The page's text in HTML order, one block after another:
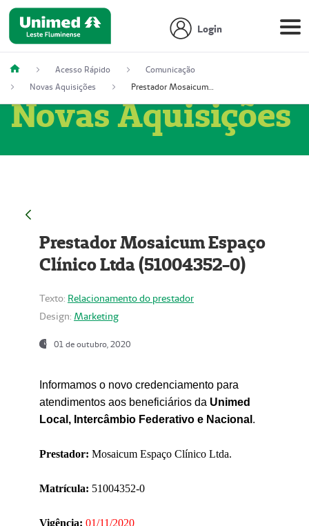
Login
Acesso Rápido
Comunicação
Novas Aquisições
Prestador Mosaicum Espaço Clínico Ltda (51004352-0)
Novas Aquisições
Prestador Mosaicum Espaço
Clínico Ltda (51004352-0)
Texto: Relacionamento do prestador
Design: Marketing
01 de outubro, 2020
Informamos o novo credenciamento para
atendimentos aos beneficiários da Unimed
Local, Intercâmbio Federativo e Nacional .
Prestador: Mosaicum Espaço Clínico Ltda.
Matrícula: 51004352-0
Vigência: 01/11/2020